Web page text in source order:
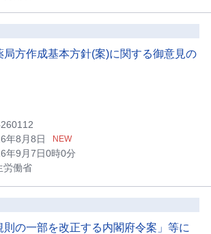
局方作成基本方針(案)に関する御意見の
年8月8日 NEW
年9月7日0時0分
労働省
則の一部を改正する内閣府令案」等に